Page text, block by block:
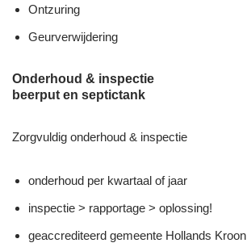
Ontzuring
Geurverwijdering
Onderhoud & inspectie
beerput en septictank
Zorgvuldig onderhoud & inspectie
onderhoud per kwartaal of jaar
inspectie > rapportage > oplossing!
geaccrediteerd gemeente Hollands Kroon